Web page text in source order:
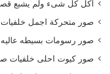
أكل كل شىء ولم يشبع
صور متحركة اجمل
صور رسومات بسيطه عاليه
صور كيوت احلى خلفيات